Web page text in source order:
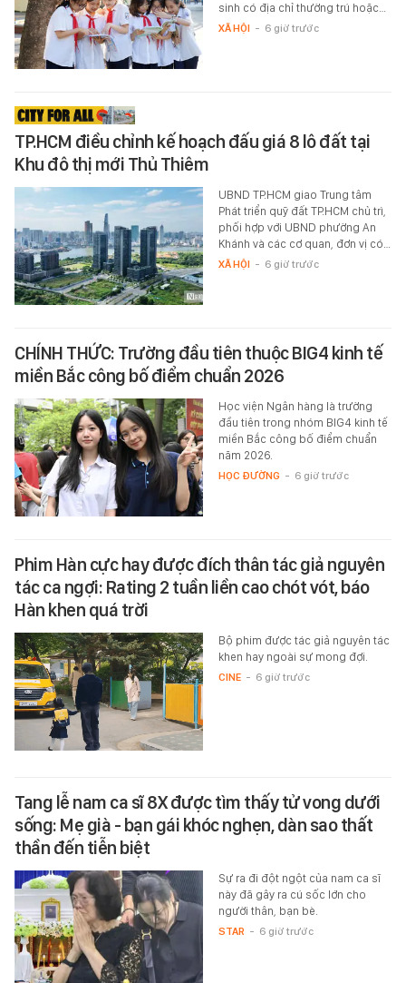
sinh có địa chỉ thường trú hoặc…
XÃ HỘI - 6 giờ trước
TP.HCM điều chỉnh kế hoạch đấu giá 8 lô đất tại
Khu đô thị mới Thủ Thiêm
UBND TP.HCM giao Trung tâm
Phát triển quỹ đất TP.HCM chủ trì,
phối hợp với UBND phường An
Khánh và các cơ quan, đơn vị có…
XÃ HỘI - 6 giờ trước
CHÍNH THỨC: Trường đầu tiên thuộc BIG4 kinh tế
miền Bắc công bố điểm chuẩn 2026
Học viện Ngân hàng là trường
đầu tiên trong nhóm BIG4 kinh tế
miền Bắc công bố điểm chuẩn
năm 2026.
HỌC ĐƯỜNG - 6 giờ trước
Phim Hàn cực hay được đích thân tác giả nguyên
tác ca ngợi: Rating 2 tuần liền cao chót vót, báo
Hàn khen quá trời
Bộ phim được tác giả nguyên tác
khen hay ngoài sự mong đợi.
CINE - 6 giờ trước
Tang lễ nam ca sĩ 8X được tìm thấy tử vong dưới
sống: Mẹ già - bạn gái khóc nghẹn, dàn sao thất
thần đến tiễn biệt
Sự ra đi đột ngột của nam ca sĩ
này đã gây ra cú sốc lớn cho
người thân, bạn bè.
STAR - 6 giờ trước